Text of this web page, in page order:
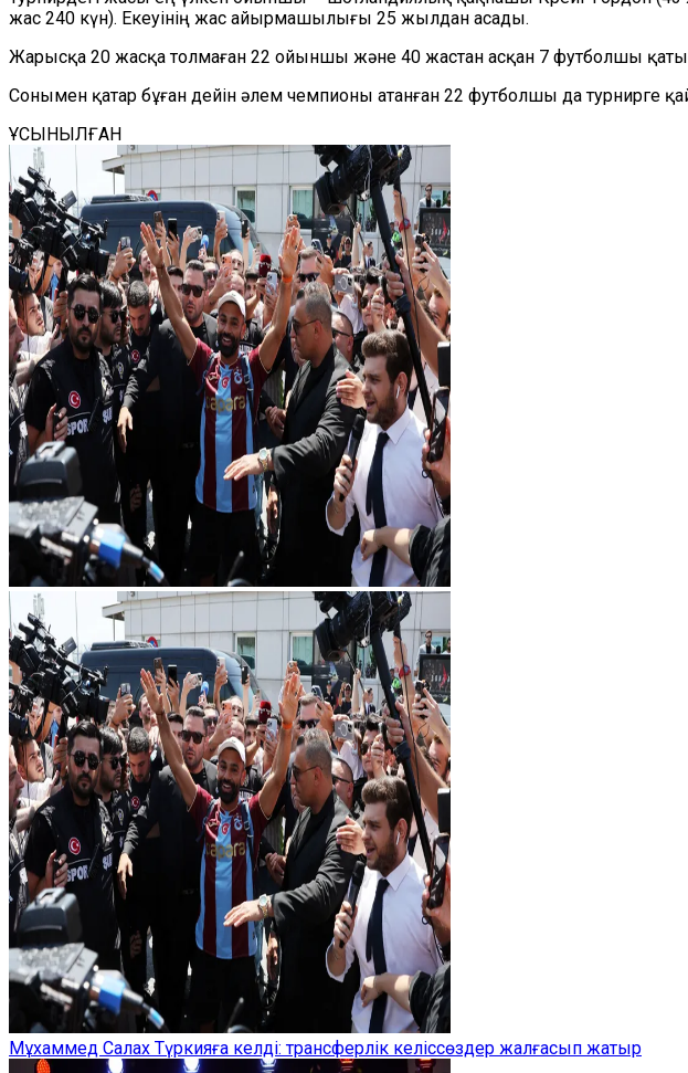
жас 240 күн). Екеуінің жас айырмашылығы 25 жылдан асады.
Жарысқа 20 жасқа толмаған 22 ойыншы және 40 жастан асқан 7 футболшы
Сонымен қатар бұған дейін әлем чемпионы атанған 22 футболшы да турнирге
ҰСЫНЫЛҒАН
Мұхаммед Салах Түркияға келді: трансферлік келіссөздер жалғасып жатыр